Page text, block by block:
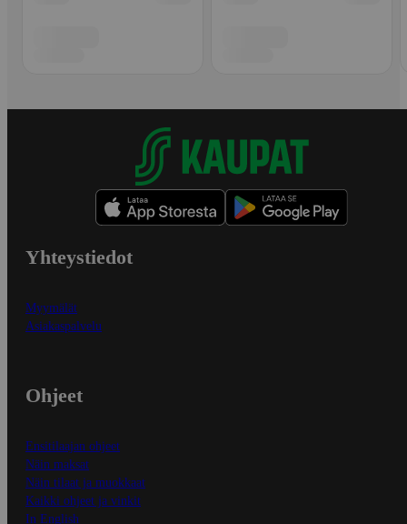
Yhteystiedot
Myymälät
Asiakaspalvelu
Ohjeet
Ensitilaajan ohjeet
Näin maksat
Näin tilaat ja muokkaat
Kaikki ohjeet ja vinkit
In English